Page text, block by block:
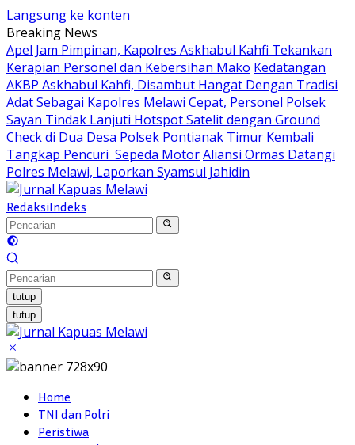
Langsung ke konten
Breaking News
Apel Jam Pimpinan, Kapolres Askhabul Kahfi Tekankan
Kerapian Personel dan Kebersihan Mako Kedatangan
AKBP Askhabul Kahfi, Disambut Hangat Dengan Tradisi
Adat Sebagai Kapolres Melawi Cepat, Personel Polsek
Sayan Tindak Lanjuti Hotspot Satelit dengan Ground
Check di Dua Desa Polsek Pontianak Timur Kembali
Tangkap Pencuri Sepeda MotorAliansi Ormas Datangi
Polres Melawi, Laporkan Syamsul Jahidin
RedaksiIndeks
tutup
tutup
Home
TNI dan Polri
Peristiwa